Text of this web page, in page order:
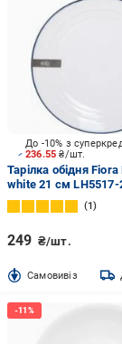
236.55₴/шт.
Тарілка обідня
white 21 см LH5517-
1
249 ₴/шт.
Cамовивіз